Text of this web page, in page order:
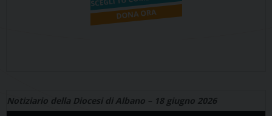
Notiziario della Diocesi di Albano – 18 giugno 2026